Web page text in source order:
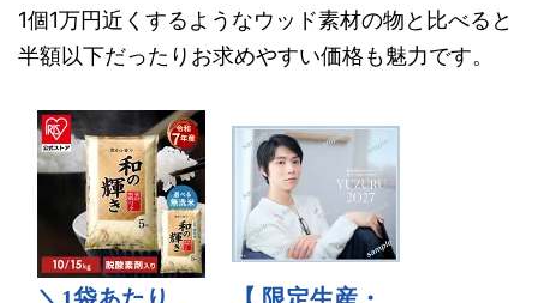
1個1万円近くするようなウッド素材の物と比べると
半額以下だったりお求めやすい価格も魅力です。